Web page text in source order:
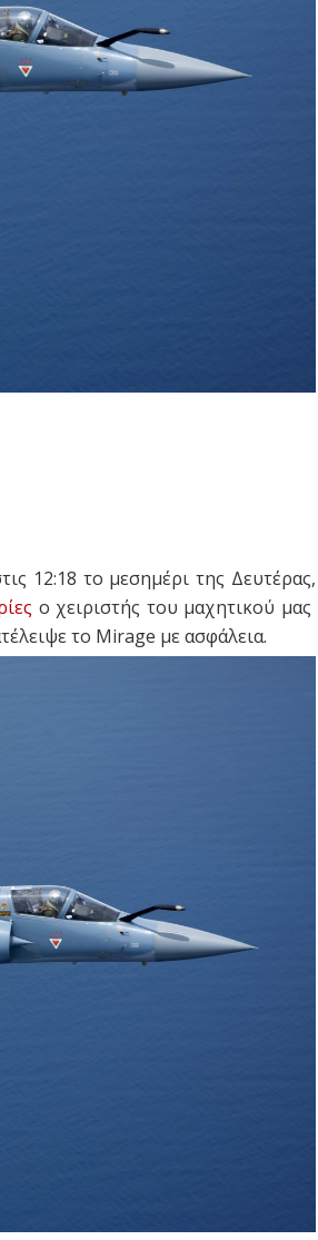
12:18 το μεσημέρι της Δευτέρας,
ο χειριστής του μαχητικού μας
το Mirage με ασφάλεια.